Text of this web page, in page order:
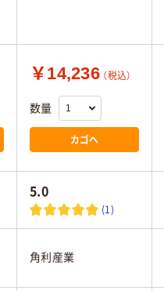
￥14,236 （税込）
数量
カゴへ
5.0
(1)
角利産業